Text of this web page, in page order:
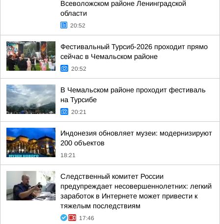
Всеволожском районе Ленинградской
области
20:52
Фестивальный Турсиб-2026 проходит прямо
сейчас в Чемальском районе
20:52
В Чемальском районе проходит фестиваль
на Турсибе
20:21
Индонезия обновляет музеи: модернизируют
200 объектов
18:21
Следственный комитет России
предупреждает несовершеннолетних: легкий
заработок в Интернете может привести к
тяжелым последствиям
17:46